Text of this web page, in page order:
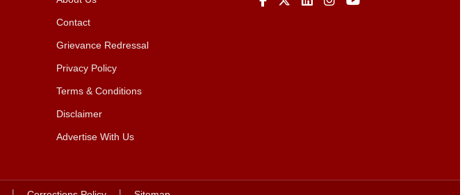
Contact
Grievance Redressal
Privacy Policy
Terms & Conditions
Disclaimer
Advertise With Us